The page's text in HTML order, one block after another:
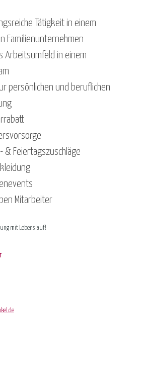
Tätigkeit in einem
Familienunternehmen
Arbeitsumfeld in einem
persönlichen und beruflichen
& Feiertagszuschläge
Mitarbeiter
mit Lebenslauf!